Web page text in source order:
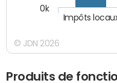
Impôts
0k
© JDN 2026
Produits de